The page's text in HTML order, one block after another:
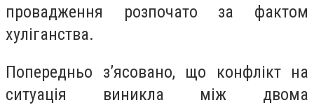
провадження розпочато за фактом
хуліганства.
Попередньо з’ясовано, що конфлікт на
ситуація виникла між двома